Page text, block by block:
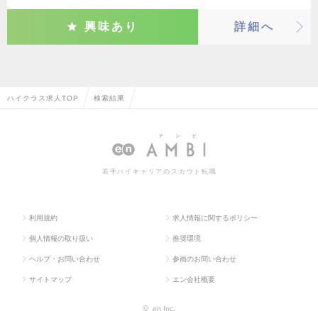
興味あり 詳細へ
ハイクラス求人TOP 検索結果
若手ハイキャリアのスカウト転職
利用規約 求人情報に関するポリシー
個人情報の取り扱い 推奨環境
ヘルプ・お問い合わせ 参画のお問い合わせ
サイトマップ エン会社概要
© en Inc.